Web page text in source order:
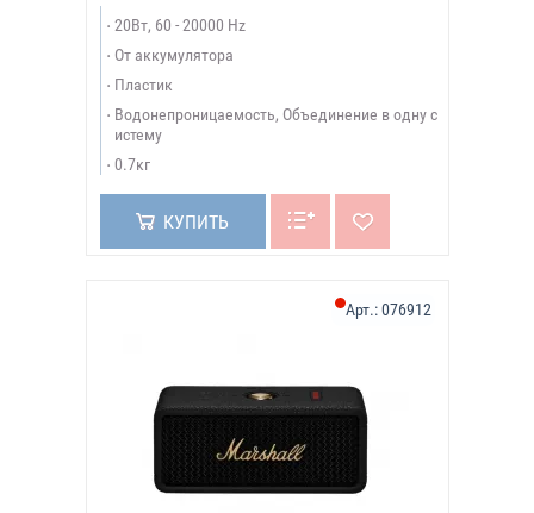
20Вт, 60 - 20000 Hz
От аккумулятора
Пластик
Водонепроницаемость, Объединение в одну с
истему
0.7кг
КУПИТЬ
Арт.:076912